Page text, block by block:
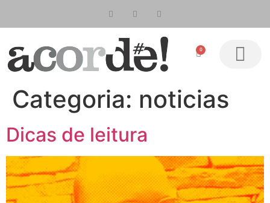
0
Categoria: noticias
Dicas de leitura